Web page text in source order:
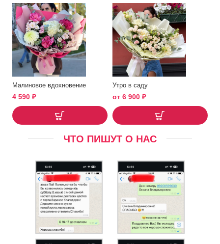
Малиновое вдохновение
4 590 ₽
Утро в саду
от 6 900 ₽
ЧТО ПИШУТ О НАС